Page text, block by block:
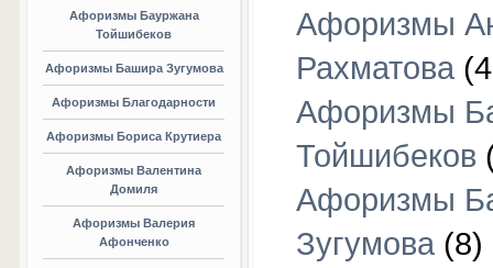
Афоризмы Бауржана
Тойшибеков
Афоризмы Башира Зугумова
Афоризмы Благодарности
Афоризмы Бориса Крутиера
Афоризмы Валентина
Домиля
Афоризмы Валерия
Афонченко
Афоризмы
Рахматова
Афоризмы
Тойшибеков
Афоризмы
Зугумова (8)